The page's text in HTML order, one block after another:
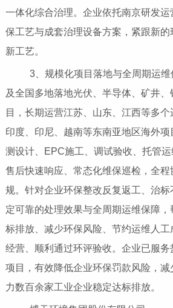
一体化综合治理。企业依托南京研发
保工艺与成套治理设备方案，紧跟新
新工艺。
3、规模化项目落地与全周期运维
及全国多地落地光伏、半导体、矿井
目，长期运营江苏、山东、江西等多
印度、印尼、越南等东南亚地区海外
测设计、EPC施工、调试验收、托管运
售后快速响应、常态化维保巡检，全
规。针对企业环保整改反复返工、治
定可靠的处理效果与全周期运维保障
标排放、减少环保风险、节约运维人
经营、顺利通过环评验收。企业已服
项目，有效降低企业环保罚款风险，
力数百余家工业企业稳定达标排放。